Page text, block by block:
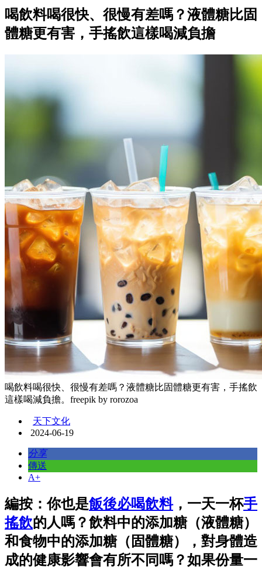
喝飲料喝很快、很慢有差嗎？液體糖比固
體糖更有害，手搖飲這樣喝減負擔
喝飲料喝很快、很慢有差嗎？液體糖比固體糖更有害，手搖飲
這樣喝減負擔。freepik by rorozoa
天下文化
2024-06-19
分享
傳送
A+
編按：你也是飯後必喝飲料，一天一杯手
搖飲的人嗎？飲料中的添加糖（液體糖）
和食物中的添加糖（固體糖），對身體造
成的健康影響會有所不同嗎？如果份量一